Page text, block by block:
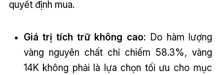
quyết định mua.
Giá trị tích trữ không cao: Do hàm lượng
vàng nguyên chất chỉ chiếm 58.3%, vàng
14K không phải là lựa chọn tối ưu cho mục